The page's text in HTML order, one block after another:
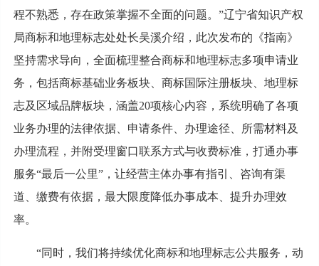
程不熟悉，存在政策掌握不全面的问题。”辽宁省知识产权
局商标和地理标志处处长吴溪介绍，此次发布的《指南》
坚持需求导向，全面梳理整合商标和地理标志多项申请业
务，包括商标基础业务板块、商标国际注册板块、地理标
志及区域品牌板块，涵盖20项核心内容，系统明确了各项
业务办理的法律依据、申请条件、办理途径、所需材料及
办理流程，并附受理窗口联系方式与收费标准，打通办事
服务“最后一公里”，让经营主体办事有指引、咨询有渠
道、缴费有依据，最大限度降低办事成本、提升办理效
率。
“同时，我们将持续优化商标和地理标志公共服务，动